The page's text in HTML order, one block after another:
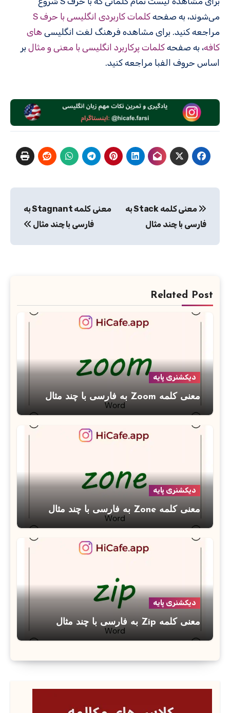
می‌شوند، به صفحه کلمات کاربردی انگلیسی با حرف S
مراجعه کنید. برای مشاهده فرهنگ لغت انگلیسی های
کافه، به صفحه کلمات پرکاربرد انگلیسی با معنی و مثال بر
اساس حروف الفبا مراجعه کنید.
نوشته
معنی کلمه Stack به
فارسی با چند مثال
معنی کلمه Stagnant به
فارسی با چند مثال
Related Post
دیکشنری پایه
معنی کلمه Zoom به فارسی با چند مثال
دیکشنری پایه
معنی کلمه Zone به فارسی با چند مثال
دیکشنری پایه
معنی کلمه Zip به فارسی با چند مثال